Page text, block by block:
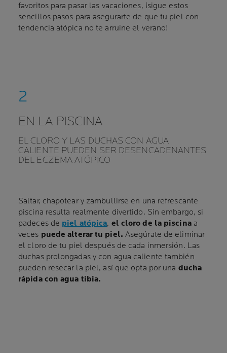
favoritos para pasar las vacaciones, ¡sigue estos
sencillos pasos para asegurarte de que tu piel con
tendencia atópica no te arruine el verano!
EN LA PISCINA
EL CLORO Y LAS DUCHAS CON AGUA
CALIENTE PUEDEN SER DESENCADENANTES
DEL ECZEMA ATÓPICO
Saltar, chapotear y zambullirse en una refrescante
piscina resulta realmente divertido. Sin embargo, si
padeces de piel atópica, el cloro de la piscinaa
veces puede alterar tu piel. Asegúrate de eliminar
el cloro de tu piel después de cada inmersión. Las
duchas prolongadas y con agua caliente también
pueden resecar la piel, así que opta por una ducha
rápida con agua tibia.